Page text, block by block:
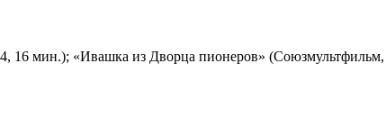
мин.); «Ивашка из Дворца пионеров»